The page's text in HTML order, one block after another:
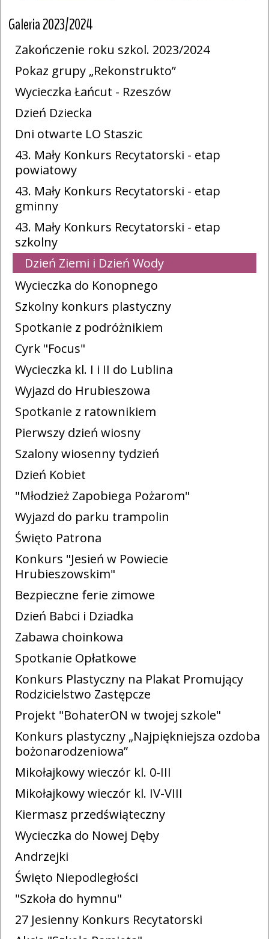
Galeria 2023/2024
Zakończenie roku szkol. 2023/2024
Pokaz grupy „Rekonstrukto”
Wycieczka Łańcut - Rzeszów
Dzień Dziecka
Dni otwarte LO Staszic
43. Mały Konkurs Recytatorski - etap
powiatowy
43. Mały Konkurs Recytatorski - etap
gminny
43. Mały Konkurs Recytatorski - etap
szkolny
Dzień Ziemi i Dzień Wody
Wycieczka do Konopnego
Szkolny konkurs plastyczny
Spotkanie z podróżnikiem
Cyrk "Focus"
Wycieczka kl. I i II do Lublina
Wyjazd do Hrubieszowa
Spotkanie z ratownikiem
Pierwszy dzień wiosny
Szalony wiosenny tydzień
Dzień Kobiet
"Młodzież Zapobiega Pożarom"
Wyjazd do parku trampolin
Święto Patrona
Konkurs "Jesień w Powiecie
Hrubieszowskim"
Bezpieczne ferie zimowe
Dzień Babci i Dziadka
Zabawa choinkowa
Spotkanie Opłatkowe
Konkurs Plastyczny na Plakat Promujący
Rodzicielstwo Zastępcze
Projekt "BohaterON w twojej szkole"
Konkurs plastyczny „Najpiękniejsza ozdoba
bożonarodzeniowa”
Mikołajkowy wieczór kl. 0-III
Mikołajkowy wieczór kl. IV-VIII
Kiermasz przedświąteczny
Wycieczka do Nowej Dęby
Andrzejki
Święto Niepodległości
"Szkoła do hymnu"
27 Jesienny Konkurs Recytatorski